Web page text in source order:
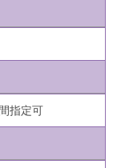
指定可